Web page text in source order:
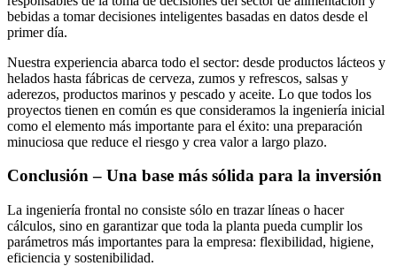
bebidas a tomar decisiones inteligentes basadas en datos desde el
primer día.
Nuestra experiencia abarca todo el sector: desde productos lácteos y
helados hasta fábricas de cerveza, zumos y refrescos, salsas y
aderezos, productos marinos y pescado y aceite. Lo que todos los
proyectos tienen en común es que consideramos la ingeniería inicial
como el elemento más importante para el éxito: una preparación
minuciosa que reduce el riesgo y crea valor a largo plazo.
Conclusión – Una base más sólida para la inversión
La ingeniería frontal no consiste sólo en trazar líneas o hacer
cálculos, sino en garantizar que toda la planta pueda cumplir los
parámetros más importantes para la empresa: flexibilidad, higiene,
eficiencia y sostenibilidad.